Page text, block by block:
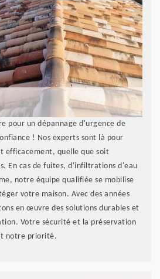
pour un dépannage d'urgence de
! Nos experts sont là pour
efficacement, quelle que soit
En cas de fuites, d'infiltrations d'eau
notre équipe qualifiée se mobilise
votre maison. Avec des années
en œuvre des solutions durables et
Votre sécurité et la préservation
notre priorité.